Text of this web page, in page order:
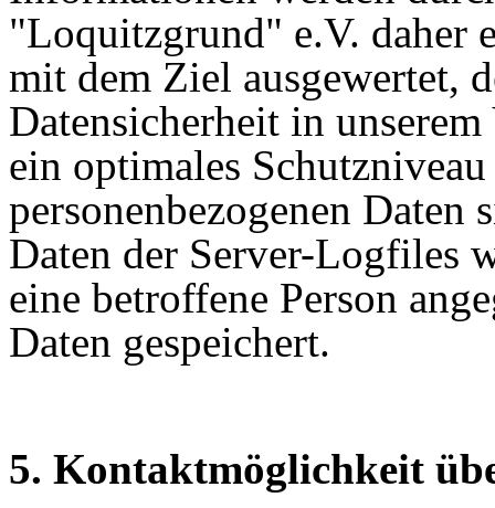
"Loquitzgrund" e.V. daher
mit dem Ziel ausgewertet,
Datensicherheit in
ein optimales
personenbezogenen Daten
Daten der Server-Logfiles
eine betroffene Person
Daten gespeichert.
5. Kontaktmöglichkeit